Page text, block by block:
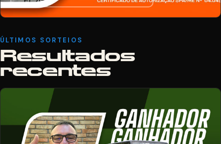
ÚLTIMOS SORTEIOS
Resultados
recentes